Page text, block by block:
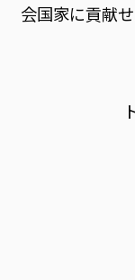
会国家に貢献せ